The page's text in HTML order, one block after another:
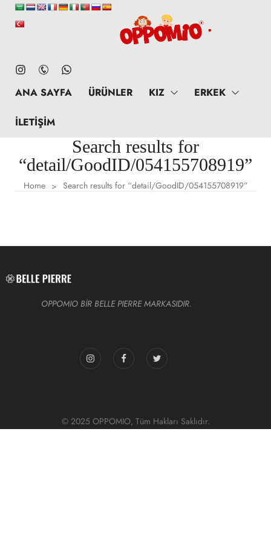
ANA SAYFA ÜRÜNLER KIZ ERKEK
İLETIŞIM
Search results for
“detail/GoodID/054155708919”
Home > Search results for “detail/GoodID/054155708919”
OPPOMIO BİR BELLE PIERRE MARKASIDIR.
© 2025 OPPOMIO, Tüm Hakları Saklıdır.